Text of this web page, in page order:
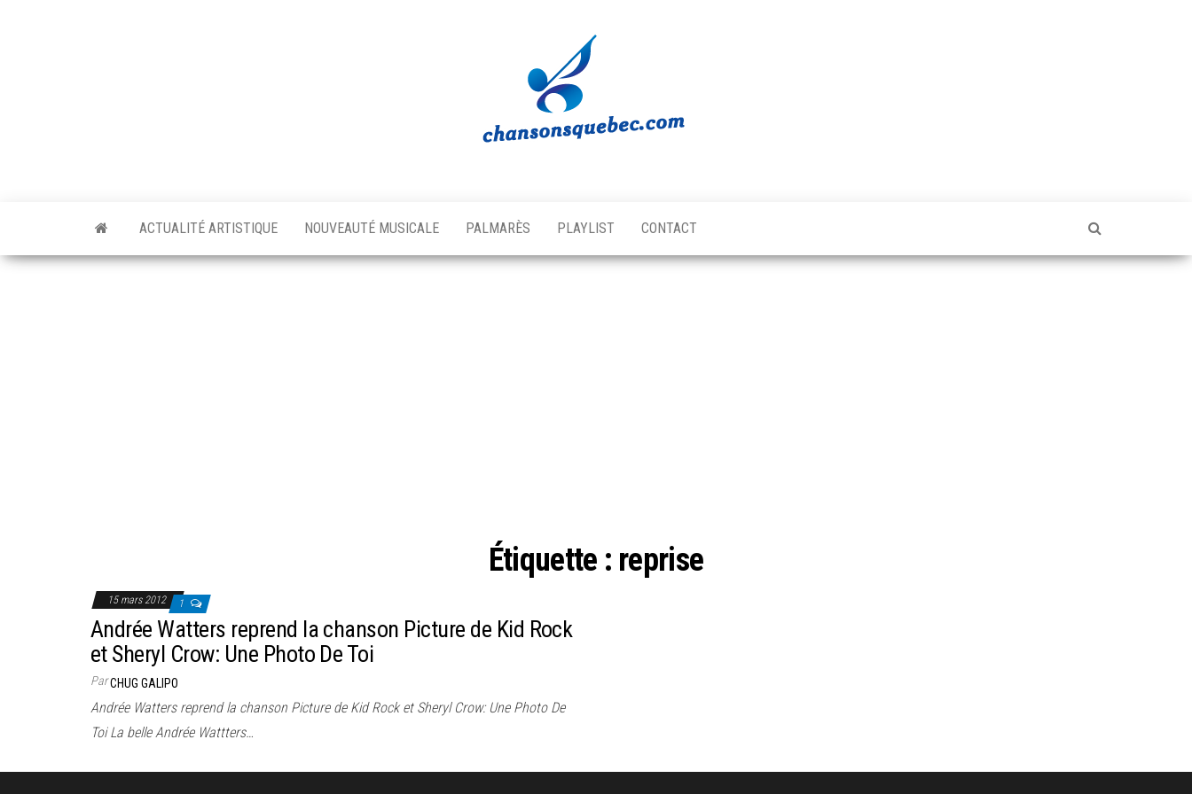
Québec
musicale
québécoise!
ACTUALITÉ ARTISTIQUE NOUVEAUTÉ MUSICALE PALMARÈS PLAYLIST CONTACT
Étiquette : reprise
15 mars 2012 1
Andrée Watters reprend la chanson Picture de Kid Rock
et Sheryl Crow: Une Photo De Toi
ParCHUG GALIPO
Andrée Watters reprend la chanson Picture de Kid Rock et Sheryl Crow: Une Photo De
Toi La belle Andrée Wattters…